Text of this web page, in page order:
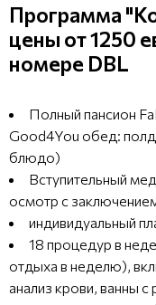
Программа
цены от 1250
номере DBL
Полный пансион
Good4You обед:
блюдо)
Вступительный
осмотр с
индивидуальный
18 процедур в
отдыха в неделю),
анализ крови, ванны